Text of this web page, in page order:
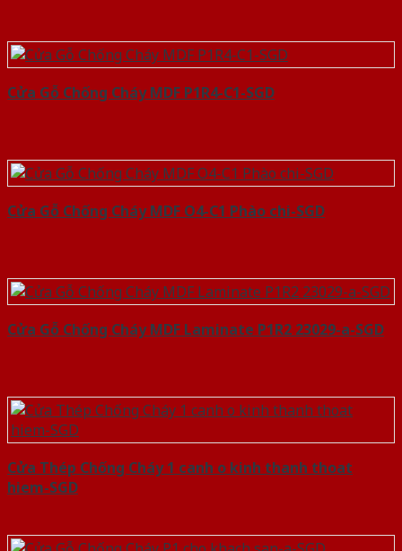
Cửa Gỗ Chống Cháy MDF P1R4-C1-SGD
Cửa Gỗ Chống Cháy MDF O4-C1 Phào chi-SGD
Cửa Gỗ Chống Cháy MDF Laminate P1R2 23029-a-SGD
Cửa Thép Chống Cháy 1 canh o kinh thanh thoat
hiem-SGD